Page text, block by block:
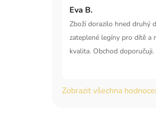
Eva B.
Zboží dorazilo hned druhý
zateplené legíny pro dítě a
kvalita. Obchod doporučuji.
Zobrazit všechna